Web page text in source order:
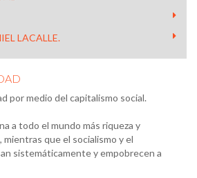
LACALLE.
por medio del capitalismo social.
a todo el mundo más riqueza y
que el socialismo y el
sistemáticamente y empobrecen a